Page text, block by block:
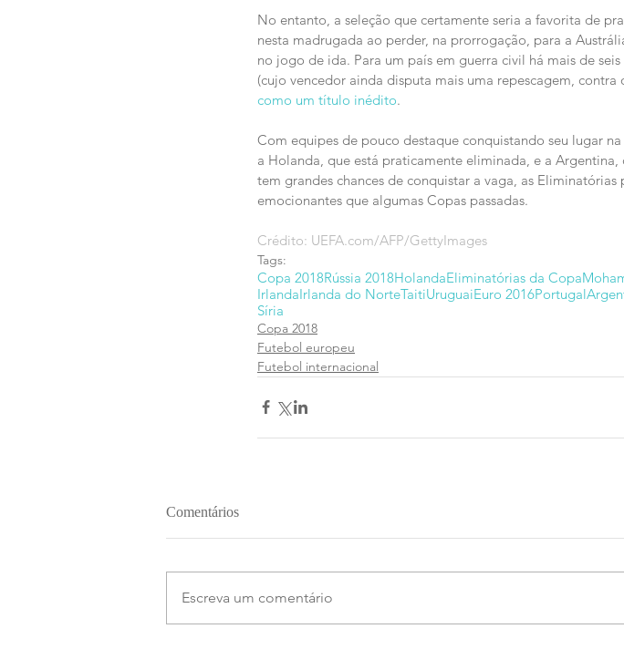
No entanto, a seleção que certamente seria a favorita de
nesta madrugada ao perder, na prorrogação, para a
no jogo de ida. Para um país em guerra civil há mais de
(cujo vencedor ainda disputa mais uma repescagem,
como um título inédito.
Com equipes de pouco destaque conquistando seu lugar
a Holanda, que está praticamente eliminada, e a
tem grandes chances de conquistar a vaga, as
emocionantes que algumas Copas passadas.
Crédito: UEFA.com/AFP/GettyImages
Tags:
Copa 2018Rússia 2018HolandaEliminatórias da Copa
IrlandaIrlanda do NorteTaitiUruguaiEuro 2016Portugal
Síria
Copa 2018
Futebol europeu
Futebol internacional
Comentários
Escreva um comentário